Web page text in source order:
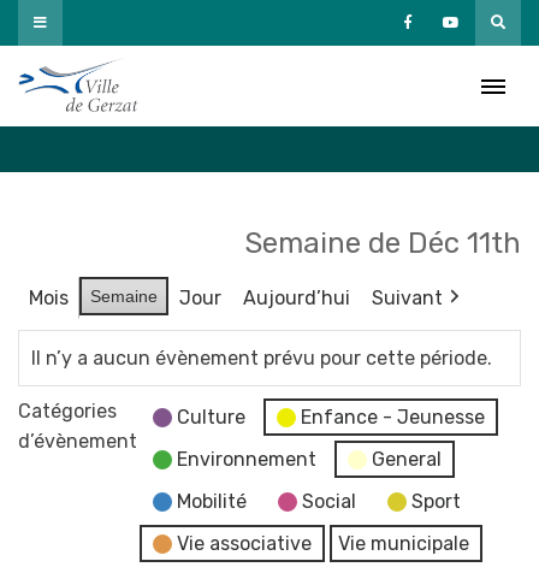
Passer
au
contenu
Semaine de Déc 11th
Mois Semaine Jour Aujourd’hui Suivant
Il n’y a aucun évènement prévu pour cette période.
Catégories
d’évènement
Culture
Enfance - Jeunesse
Environnement
General
Mobilité
Social
Sport
Vie associative
Vie municipale